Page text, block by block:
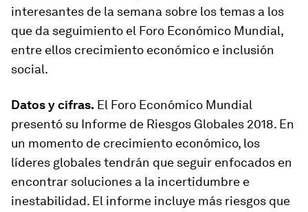
interesantes de la semana sobre los temas a los
que da seguimiento el Foro Económico Mundial,
entre ellos crecimiento económico e inclusión
social.
Datos y cifras. El Foro Económico Mundial
presentó su Informe de Riesgos Globales 2018. En
un momento de crecimiento económico, los
líderes globales tendrán que seguir enfocados en
encontrar soluciones a la incertidumbre e
inestabilidad. El informe incluye más riesgos que